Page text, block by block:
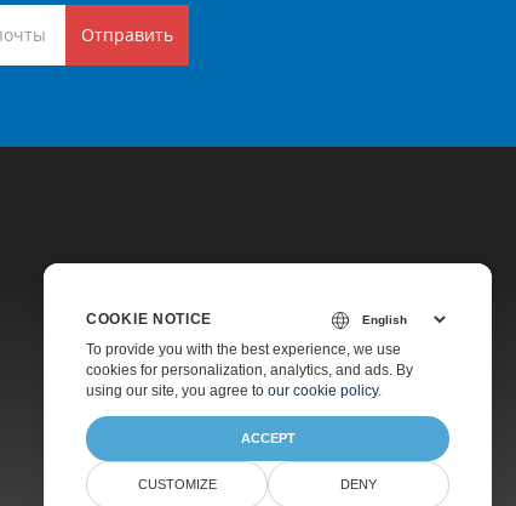
Отправить
Цены
Платная Поддержка
О Компании
COOKIE NOTICE
To provide you with the best experience, we use
cookies for personalization, analytics, and ads. By
using our site, you agree to our cookie policy.
ACCEPT
CUSTOMIZE DENY